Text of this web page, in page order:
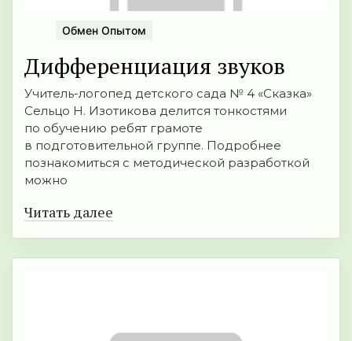
Обмен Опытом
Дифференциация звуков
Учитель-логопед детского сада № 4 «Сказка»
Сельцо Н. Изотикова делится тонкостями
по обучению ребят грамоте
в подготовительной группе. Подробнее
познакомиться с методической разработкой
можно
Читать далее